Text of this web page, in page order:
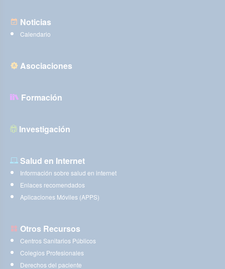
Noticias
Calendario
Asociaciones
Formación
Investigación
Salud en Internet
Información sobre salud en internet
Enlaces recomendados
Aplicaciones Móviles (APPS)
Otros Recursos
Centros Sanitarios Públicos
Colegios Profesionales
Derechos del paciente